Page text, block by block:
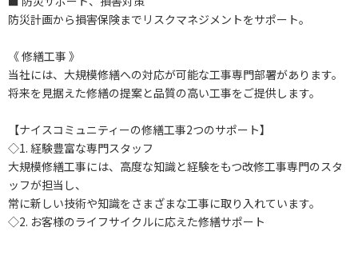
防災計画から損害保険までリスクマネジメントをサポート。
《 修繕工事 》
当社には、大規模修繕への対応が可能な工事専門部署があります。
将来を見据えた修繕の提案と品質の高い工事をご提供します。
【ナイスコミュニティーの修繕工事2つのサポート】
◇1. 経験豊富な専門スタッフ
大規模修繕工事には、高度な知識と経験をもつ改修工事専門のスタ
ッフが担当し、
常に新しい技術や知識をさまざまな工事に取り入れています。
◇2. お客様のライフサイクルに応えた修繕サポート